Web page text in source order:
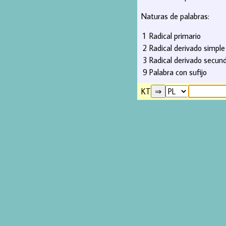
Naturas de palabras:
1 Radical primario
2 Radical derivado simple
3 Radical derivado
9 Palabra con sufijo
KT